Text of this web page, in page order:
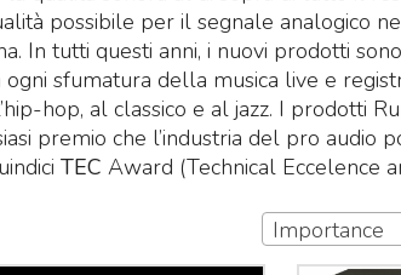
possibile per il segnale analogico
In tutti questi anni, i nuovi prodotti
sfumatura della musica live e
hop, al classico e al jazz. I prodotti
premio che l’industria del pro audio
TEC Award (Technical Eccelence
Importance